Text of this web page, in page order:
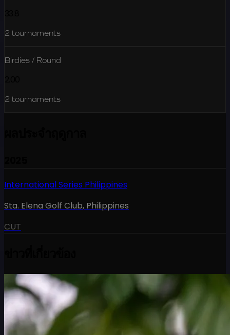
2 tournaments
Birdies / Round
2 tournaments
International Series Philippines
Sta. Elena Golf Club, Philippines
CUT